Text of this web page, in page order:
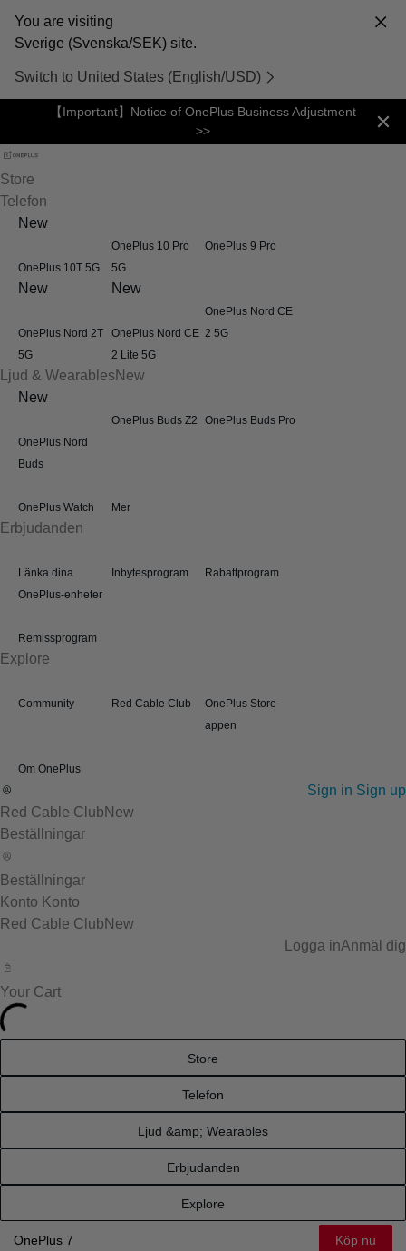
You are visiting
Sverige (Svenska/SEK) site.
Switch to United States (English/USD)
【Important】Notice of OnePlus Business Adjustment
>>
Store
Telefon
New
OnePlus 10T 5G
OnePlus 10 Pro
5G
OnePlus 9 Pro
New
OnePlus Nord 2T
5G
New
OnePlus Nord CE
2 Lite 5G
OnePlus Nord CE
2 5G
Ljud & Wearables New
New
OnePlus Nord
Buds
OnePlus Buds Z2 OnePlus Buds Pro
OnePlus Watch Mer
Erbjudanden
Länka dina
OnePlus-enheter
Inbytesprogram Rabattprogram
Remissprogram
Explore
Community Red Cable Club
OnePlus Store-
appen
Om OnePlus
Sign in Sign up
Red Cable Club New
Beställningar
Beställningar
Konto Konto
Red Cable Club New
Logga inAnmäl dig
Your Cart
Store
Telefon
Ljud &amp; Wearables
Erbjudanden
Explore
OnePlus 7 Köp nu